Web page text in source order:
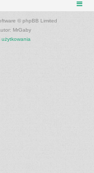
© phpBB Limited
MrGaby
użytkowania